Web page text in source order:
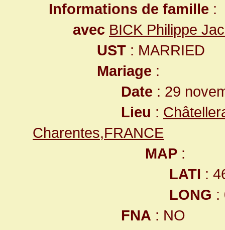
Informations de famille :
avec BICK Philippe
UST : MARRIED
Mariage :
Date : 29
Lieu :
Charentes,FRANCE
MAP :
LATI :
LONG :
FNA : NO